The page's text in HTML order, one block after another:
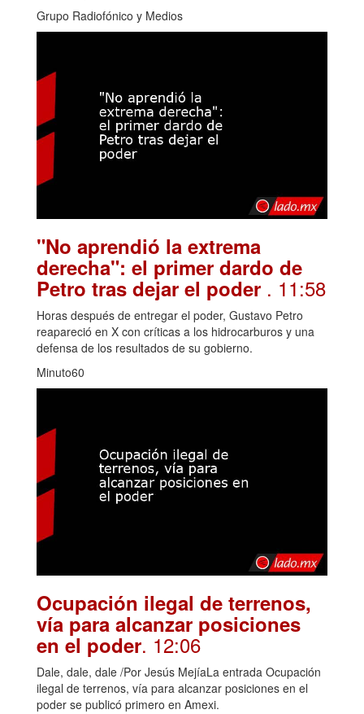
Grupo Radiofónico y Medios
"No aprendió la extrema
derecha": el primer dardo de
Petro tras dejar el poder . 11:58
Horas después de entregar el poder, Gustavo Petro
reapareció en X con críticas a los hidrocarburos y una
defensa de los resultados de su gobierno.
Minuto60
Ocupación ilegal de terrenos,
vía para alcanzar posiciones
en el poder. 12:06
Dale, dale, dale /Por Jesús MejíaLa entrada Ocupación
ilegal de terrenos, vía para alcanzar posiciones en el
poder se publicó primero en Amexi.